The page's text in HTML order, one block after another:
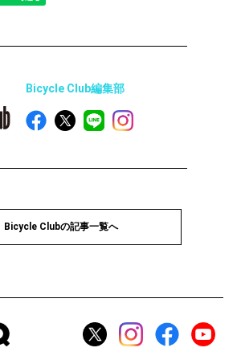
Bicycle Club編集部
Bicycle Clubの記事一覧へ